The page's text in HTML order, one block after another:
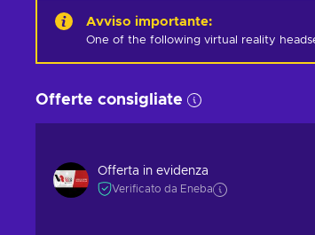
Avviso importante:
One of the following virtual reality
Offerte consigliate
Offerta in evidenza
Verificato da Eneba